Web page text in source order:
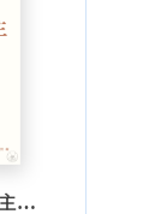
論堅持人民當家作主（精裝）